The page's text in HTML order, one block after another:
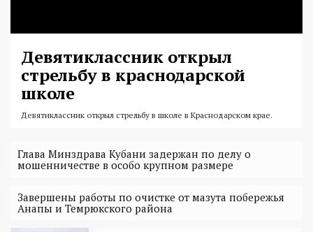
Девятиклассник открыл
стрельбу в краснодарской
школе
Девятиклассник открыл стрельбу в школе в Краснодарском крае.
Глава Минздрава Кубани задержан по делу о
мошенничестве в особо крупном размере
Завершены работы по очистке от мазута побережья
Анапы и Темрюкского района